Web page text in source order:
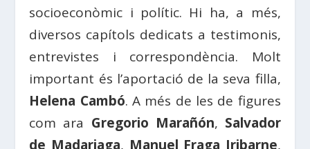
socioeconòmic i polític. Hi ha, a més,
diversos capítols dedicats a testimonis,
entrevistes i correspondència. Molt
important és l’aportació de la seva filla,
Helena Cambó. A més de les de figures
com ara Gregorio Marañón, Salvador
de Madariaga, Manuel Fraga Iribarne,